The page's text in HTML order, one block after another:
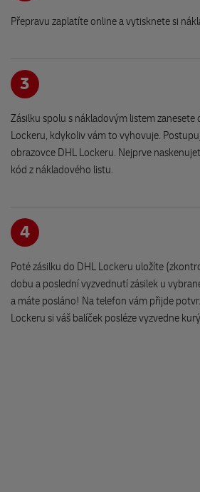
Papírnictví - NARPA Kostelec n.O.
Náměstí Jiřího z Poděbrad 172
508 01 Hořice
394 70 Kamenice nad Lipou
FONOREX
Masarykovo náměstí 17
593 01 Bysřice nad Pernštejnem
Přepravu zaplatíte online a vytisknete si
3
Zásilku spolu s nákladovým listem
Lockeru, kdykoliv vám to vyhovuje.
obrazovce DHL Lockeru. Nejprve
kód z nákladového listu.
4
Poté zásilku do DHL Lockeru uložíte
dobu a poslední vyzvednutí zásilek u
a máte posláno! Na telefon vám přijde
Lockeru si váš balíček posléze vyzvedne